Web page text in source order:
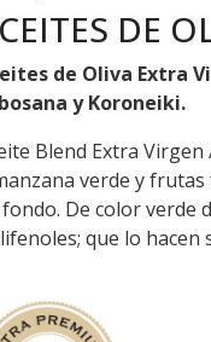
DE
de Oliva Extra
y Koroneiki.
Blend Extra
verde y
De color verde
que lo hacen